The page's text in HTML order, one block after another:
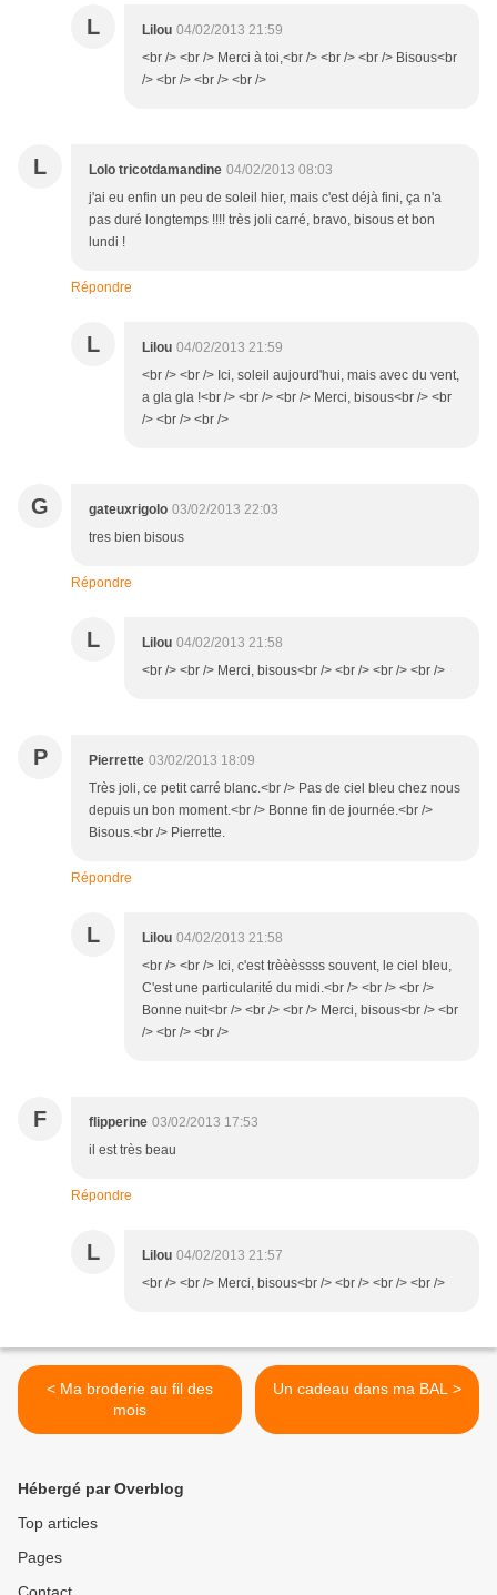
L Lilou 04/02/2013 21:59
<br /> <br /> Merci à toi,<br /> <br /> <br /> Bisous<br
/> <br /> <br /> <br />
L Lolo tricotdamandine 04/02/2013 08:03
j'ai eu enfin un peu de soleil hier, mais c'est déjà fini, ça n'a
pas duré longtemps !!!! très joli carré, bravo, bisous et bon
lundi !
Répondre
L Lilou 04/02/2013 21:59
<br /> <br /> Ici, soleil aujourd'hui, mais avec du vent,
a gla gla !<br /> <br /> <br /> Merci, bisous<br /> <br
/> <br /> <br />
G gateuxrigolo 03/02/2013 22:03
tres bien bisous
Répondre
L Lilou 04/02/2013 21:58
<br /> <br /> Merci, bisous<br /> <br /> <br /> <br />
P Pierrette 03/02/2013 18:09
Très joli, ce petit carré blanc.<br /> Pas de ciel bleu chez nous
depuis un bon moment.<br /> Bonne fin de journée.<br />
Bisous.<br /> Pierrette.
Répondre
L Lilou 04/02/2013 21:58
<br /> <br /> Ici, c'est trèèèssss souvent, le ciel bleu,
C'est une particularité du midi.<br /> <br /> <br />
Bonne nuit<br /> <br /> <br /> Merci, bisous<br /> <br
/> <br /> <br />
F flipperine 03/02/2013 17:53
il est très beau
Répondre
L Lilou 04/02/2013 21:57
<br /> <br /> Merci, bisous<br /> <br /> <br /> <br />
< Ma broderie au fil des
mois
Un cadeau dans ma BAL >
Hébergé par Overblog
Top articles
Pages